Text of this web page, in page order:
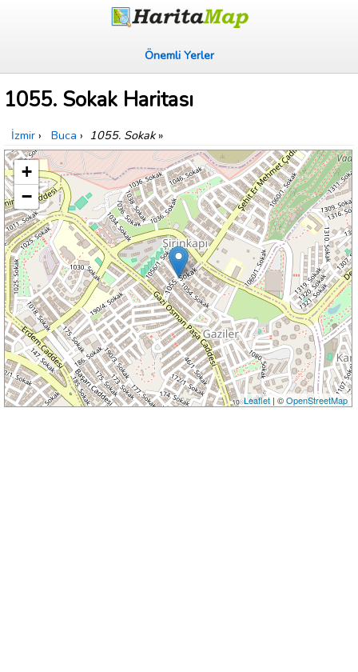
Önemli Yerler
1055. Sokak Haritası
İzmir › Buca › 1055. Sokak»
+
−
Leaflet| ©OpenStreetMap